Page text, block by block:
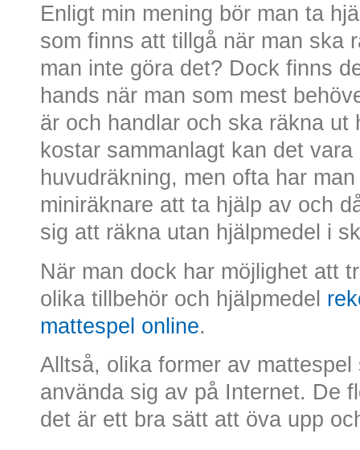
Enligt min mening bör man ta
som finns att tillgå när man ska
man inte göra det? Dock finns
hands när man som mest
är och handlar och ska räkna ut
kostar sammanlagt kan det
huvudräkning, men ofta har
miniräknare att ta hjälp av och
sig att räkna utan hjälpmedel i
När man dock har möjlighet att
olika tillbehör och hjälpmedel
mattespel online.
Alltså, olika former av
använda sig av på Internet. De
det är ett bra sätt att öva upp